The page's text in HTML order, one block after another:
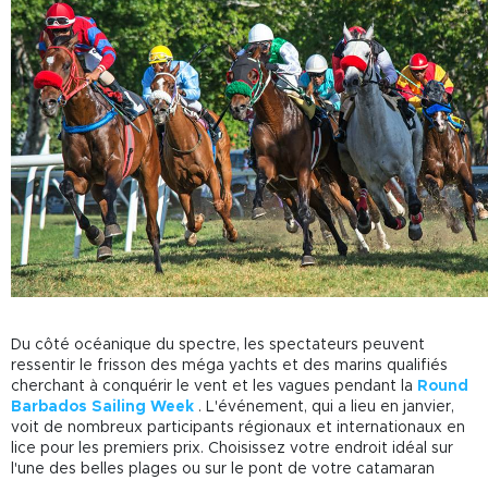
Du côté océanique du spectre, les spectateurs peuvent
ressentir le frisson des méga yachts et des marins qualifiés
cherchant à conquérir le vent et les vagues pendant la Round
Barbados Sailing Week . L'événement, qui a lieu en janvier,
voit de nombreux participants régionaux et internationaux en
lice pour les premiers prix. Choisissez votre endroit idéal sur
l'une des belles plages ou sur le pont de votre catamaran